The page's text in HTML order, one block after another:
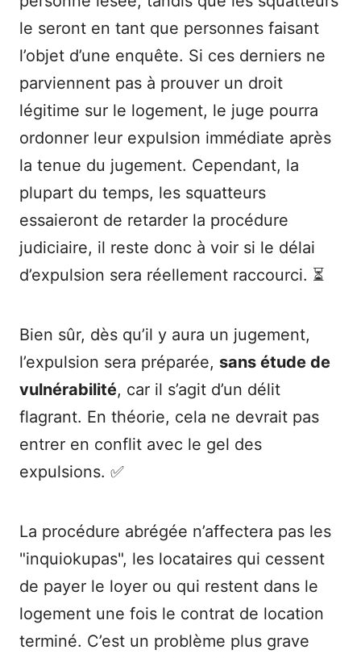
le seront en tant que personnes faisant
l’objet d’une enquête. Si ces derniers ne
parviennent pas à prouver un droit
légitime sur le logement, le juge pourra
ordonner leur expulsion immédiate après
la tenue du jugement. Cependant, la
plupart du temps, les squatteurs
essaieront de retarder la procédure
judiciaire, il reste donc à voir si le délai
d’expulsion sera réellement raccourci. ⏳
Bien sûr, dès qu’il y aura un jugement,
l’expulsion sera préparée, sans étude de
vulnérabilité, car il s’agit d’un délit
flagrant. En théorie, cela ne devrait pas
entrer en conflit avec le gel des
expulsions. ✅
La procédure abrégée n’affectera pas les
"inquiokupas", les locataires qui cessent
de payer le loyer ou qui restent dans le
logement une fois le contrat de location
terminé. C’est un problème plus grave